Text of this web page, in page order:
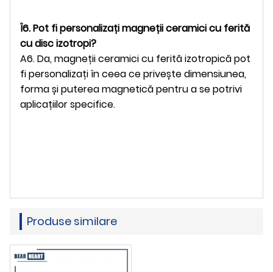
Î6. Pot fi personalizați magneții ceramici cu ferită
cu disc izotropi?
A6. Da, magneții ceramici cu ferită izotropică pot
fi personalizați în ceea ce privește dimensiunea,
forma și puterea magnetică pentru a se potrivi
aplicațiilor specifice.
Produse similare